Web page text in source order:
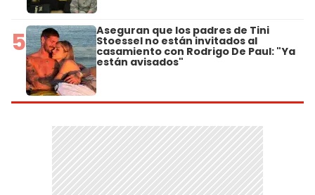
5 Aseguran que los padres de Tini
Stoessel no están invitados al
casamiento con Rodrigo De Paul: "Ya
están avisados"